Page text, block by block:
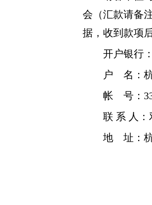
会 （汇款请备
据，收到款项
开户银行
户
名：
帐
号：
联 系 人
地
址：